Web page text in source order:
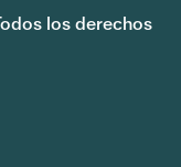
los derechos